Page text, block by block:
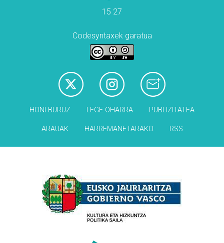
15 27
Codesyntaxek garatua
HONI BURUZ LEGE OHARRA PUBLIZITATEA
ARAUAK HARREMANETARAKO RSS